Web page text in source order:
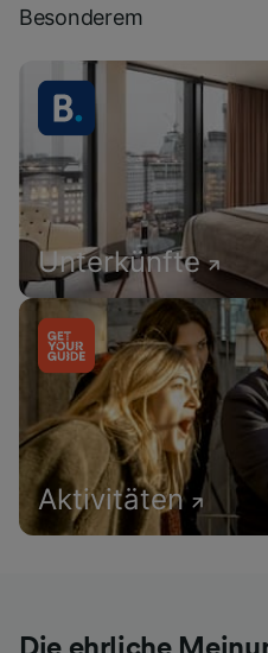
Besonderem
Unterkünfte
Aktivitäten